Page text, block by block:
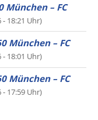
München – FC
- 18:21 Uhr)
München – FC
- 18:01 Uhr)
München – FC
- 17:59 Uhr)